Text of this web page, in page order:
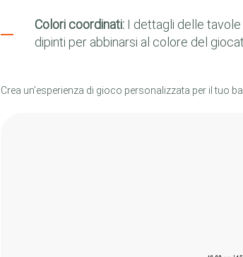
Colori coordinati: I dettagli delle
dipinti per abbinarsi al colore del
Crea un’esperienza di gioco personalizzata per il tuo